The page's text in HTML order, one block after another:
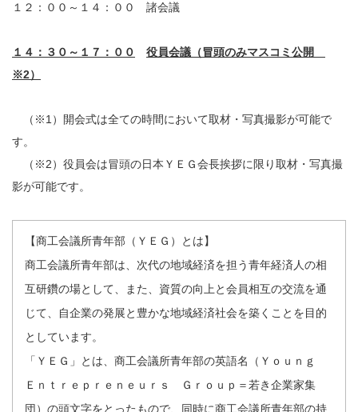
１２：００～１４：００ 諸会議
１４：３０～１７：００ 役員会議 （冒頭のみマスコミ公開
※2）
（※1）開会式は全ての時間において取材・写真撮影が可能で
す。
（※2）役員会は冒頭の日本ＹＥＧ会長挨拶に限り取材・写真撮
影が可能です。
【商工会議所青年部（ＹＥＧ）とは】
商工会議所青年部は、次代の地域経済を担う青年経済人の相
互研鑽の場として、また、資質の向上と会員相互の交流を通
じて、自企業の発展と豊かな地域経済社会を築くことを目的
としています。
「ＹＥＧ」とは、商工会議所青年部の英語名（Ｙｏｕｎｇ
Ｅｎｔｒｅｐｒｅｎｅｕｒｓ Ｇｒｏｕｐ＝若き企業家集
団）の頭文字をとったもので、同時に商工会議所青年部の持